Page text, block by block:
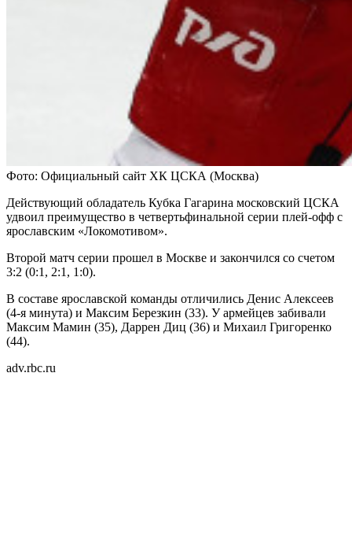
Фото: Официальный сайт ХК ЦСКА (Москва)
Действующий обладатель Кубка Гагарина московский ЦСКА
удвоил преимущество в четвертьфинальной серии плей-офф с
ярославским «Локомотивом».
Второй матч серии прошел в Москве и закончился со счетом
3:2 (0:1, 2:1, 1:0).
В составе ярославской команды отличились Денис Алексеев
(4-я минута) и Максим Березкин (33). У армейцев забивали
Максим Мамин (35), Даррен Диц (36) и Михаил Григоренко
(44).
adv.rbc.ru